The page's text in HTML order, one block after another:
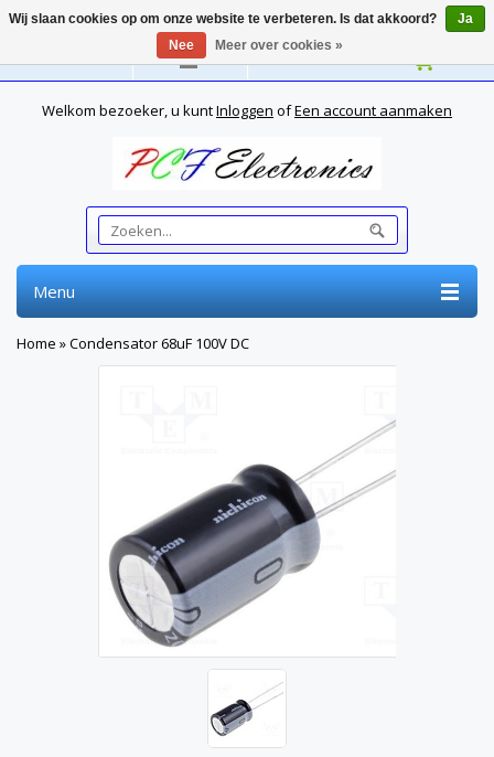
Nederlands
Welkom bezoeker, u kuntInloggen ofEen account aanmaken
Menu
Home »Condensator 68uF 100V DC
Wij slaan cookies op om onze website te verbeteren. Is dat akkoord?
Ja
Nee
Meer over cookies »